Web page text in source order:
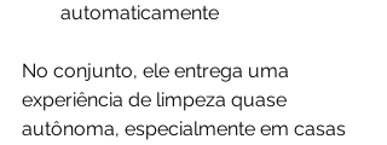
automaticamente
No conjunto, ele entrega uma
experiência de limpeza quase
autônoma, especialmente em casas